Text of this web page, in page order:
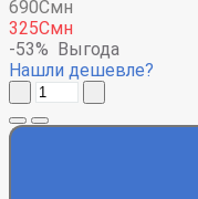
690Смн
325Смн
-53% Выгода
Нашли дешевле?